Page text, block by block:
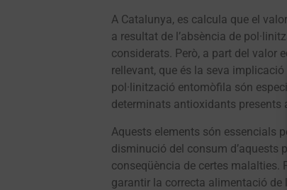
A Catalunya, es calcula que el
a resultat de l’absència de
considerats. Però, a part del valor
rellevant, que és la seva
pol·linització entomòfila són
determinats antioxidants presents
Aquests elements són essencials
disminució del consum d’aquests
conseqüència de certes malalties.
garantir la correcta alimentació de